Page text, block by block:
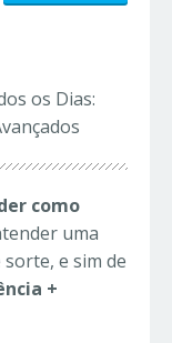
os Dias:
como
uma
e sim de
+